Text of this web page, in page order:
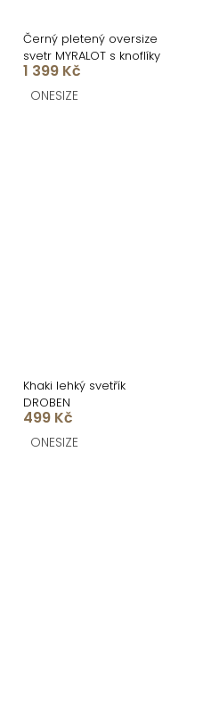
Černý pletený oversize
svetr MYRALOT s knoflíky
1 399 Kč
ONESIZE
Khaki lehký svetřík
DROBEN
499 Kč
ONESIZE